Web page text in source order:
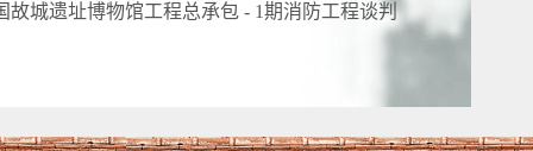
城遗址博物馆工程总承包 - 1期消防工程谈判